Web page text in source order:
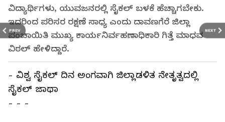
PREV NEXT
ವಿದ್ಯಾರ್ಥಿಗಳು, ಯುವಜನರಲ್ಲಿ ಸೈಕಲ್ ಬಳಕೆ ಹೆಚ್ಚಾಗಬೇಕು.
ಇದರಿಂದ ಪರಿಸರ ರಕ್ಷಣೆ ಸಾಧ್ಯ ಎಂದು ದಾವಣಗೆರೆ ಜಿಲ್ಲಾ
ಪಂಚಾಯಿತಿ ಮುಖ್ಯ ಕಾರ್ಯನಿರ್ವಹಣಾಧಿಕಾರಿ ಗಿತ್ತೆ ಮಾಧವ
ವಿಠಲ್ ಹೇಳಿದ್ದಾರೆ.
- ವಿಶ್ವ ಸೈಕಲ್ ದಿನ ಅಂಗವಾಗಿ ಜಿಲ್ಲಾಡಳಿತ ನೇತೃತ್ವದಲ್ಲಿ
ಸೈಕಲ್ ಜಾಥಾ
- - -